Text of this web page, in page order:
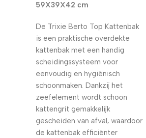
59X39X42 cm
De Trixie Berto Top Kattenbak
is een praktische overdekte
kattenbak met een handig
scheidingssysteem voor
eenvoudig en hygiënisch
schoonmaken. Dankzij het
zeefelement wordt schoon
kattengrit gemakkelijk
gescheiden van afval, waardoor
de kattenbak efficiënter